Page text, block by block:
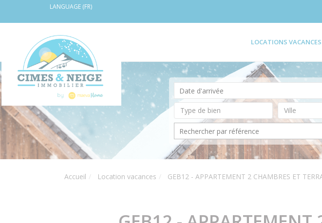
LANGUAGE (FR)
LOCATIONS VACANCES
Accueil Location vacances GEB12 - APPARTEMENT 2 CHAMBRES ET